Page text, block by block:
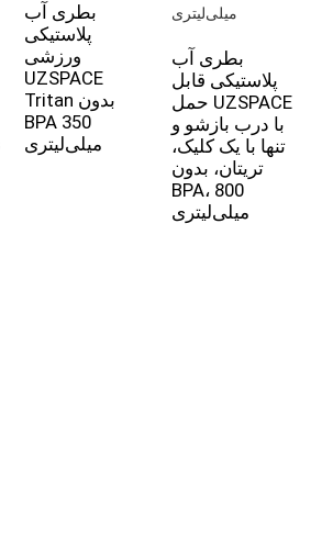
بطری آب
پلاستیکی
ورزشی
UZSPACE
Tritan بدون
BPA 350
میلی‌لیتری
بطری آب
پلاستیکی قابل
حمل UZSPACE
با درب بازشو و
تنها با یک کلیک،
تریتان، بدون
BPA، 800
میلی‌لیتری